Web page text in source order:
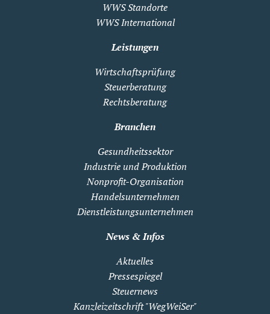
WWS Standorte
WWS International
Leistungen
Wirtschaftsprüfung
Steuerberatung
Rechtsberatung
Branchen
Gesundheitssektor
Industrie und Produktion
Nonprofit-Organisation
Handelsunternehmen
Dienstleistungsunternehmen
News & Infos
Aktuelles
Pressespiegel
Steuernews
Kanzleizeitschrift "WegWeiSer"